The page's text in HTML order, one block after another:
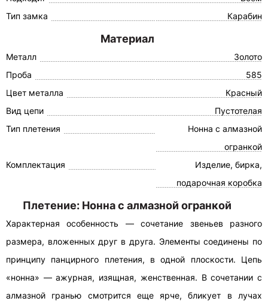
Тип замка
Карабин
Материал
Металл
Золото
Проба
585
Цвет металла
Красный
Вид цепи
Пустотелая
Тип плетения
Нонна с алмазной
огранкой
Комплектация
Изделие, бирка,
подарочная коробка
Плетение: Нонна с алмазной огранкой
Характерная особенность — сочетание звеньев разного
размера, вложенных друг в друга. Элементы соединены по
принципу панцирного плетения, в одной плоскости. Цепь
«нонна» — ажурная, изящная, женственная. В сочетании с
алмазной гранью смотрится еще ярче, бликует в лучах